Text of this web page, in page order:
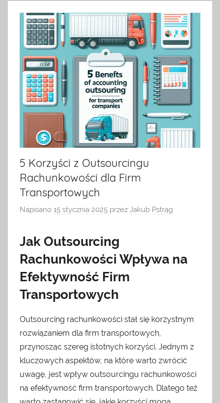
temat
terrarystyki
akwarystyki.
Zapraszamy!
5 Korzyści z Outsourcingu
Rachunkowości dla Firm
Transportowych
Napisano 15 stycznia 2025 przez Jakub Pstrąg
Jak Outsourcing
Rachunkowości Wpływa na
Efektywność Firm
Transportowych
Outsourcing rachunkowości stał się korzystnym
rozwiązaniem dla firm transportowych,
przynosząc szereg istotnych korzyści. Jednym z
kluczowych aspektów, na które warto zwrócić
uwagę, jest wpływ outsourcingu rachunkowości
na efektywność firm transportowych. Dlatego też